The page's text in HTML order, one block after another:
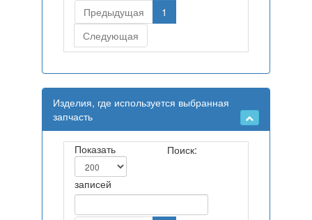
Предыдущая
1
Следующая
Изделия, где используется выбранная
запчасть
Показать
записей
Поиск: